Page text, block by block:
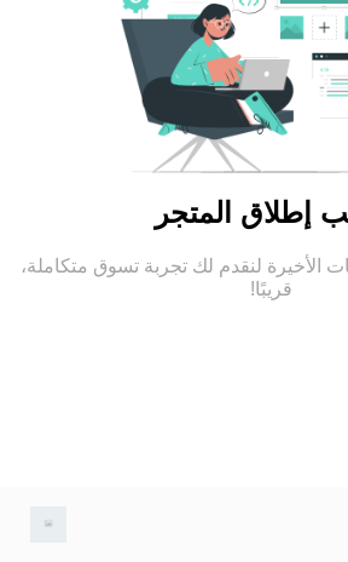
إطلاق المتجر
الأخيرة لنقدم لك تجربة تسوق متكاملة،
قريبًا!